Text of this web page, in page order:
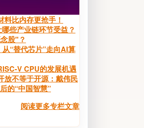
比内存更抢手！
些产业链环节受益？
股"？
“替代芯片”走向AI算
V CPU的发展机遇
放不等于开源：戴伟民
的“中国智慧”
阅读更多专栏文章